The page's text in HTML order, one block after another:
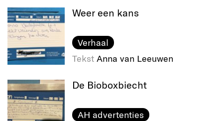
Weer een kans
Verhaal
Tekst Anna van Leeuwen
De Bioboxbiecht
AH advertenties